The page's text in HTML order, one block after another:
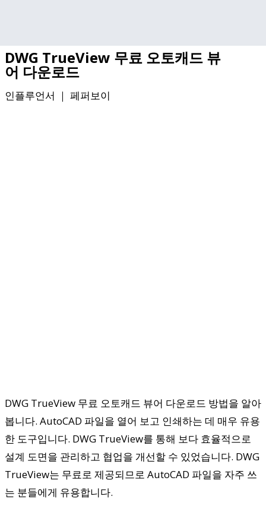
DWG TrueView 무료 오토캐드 뷰
어 다운로드
인플루언서 ｜ 페퍼보이
DWG TrueView 무료 오토캐드 뷰어 다운로드 방법을 알아
봅니다. AutoCAD 파일을 열어 보고 인쇄하는 데 매우 유용
한 도구입니다. DWG TrueView를 통해 보다 효율적으로
설계 도면을 관리하고 협업을 개선할 수 있었습니다. DWG
TrueView는 무료로 제공되므로 AutoCAD 파일을 자주 쓰
는 분들에게 유용합니다.